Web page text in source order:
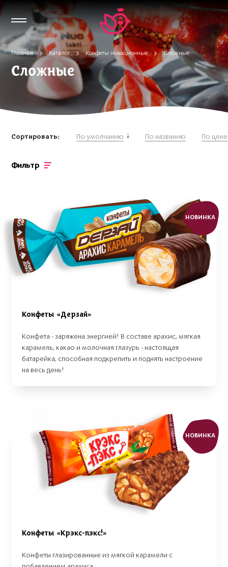
Главная Каталог Конфеты новационные Сложные
Сложные
Фильтр
Сортировать: По умолчанию По названию По цене
НОВИНКА
Конфеты «Дерзай»
Конфета - заряжена энергией! В составе арахис, мягкая
карамель, какао и молочная глазурь - настоящая
батарейка, способная подкрепить и поднять настроение
на весь день!
НОВИНКА
Конфеты «Крэкс-пэкс!»
Конфеты глазированные из мягкой карамели с